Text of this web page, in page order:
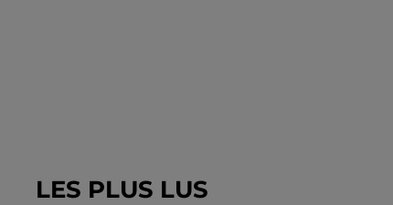
LES PLUS LUS